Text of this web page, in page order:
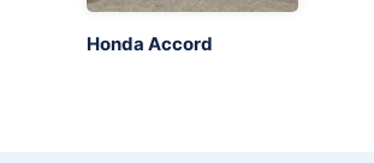
Honda Accord